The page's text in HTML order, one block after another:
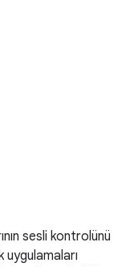
sesli kontrolünü
uygulamaları